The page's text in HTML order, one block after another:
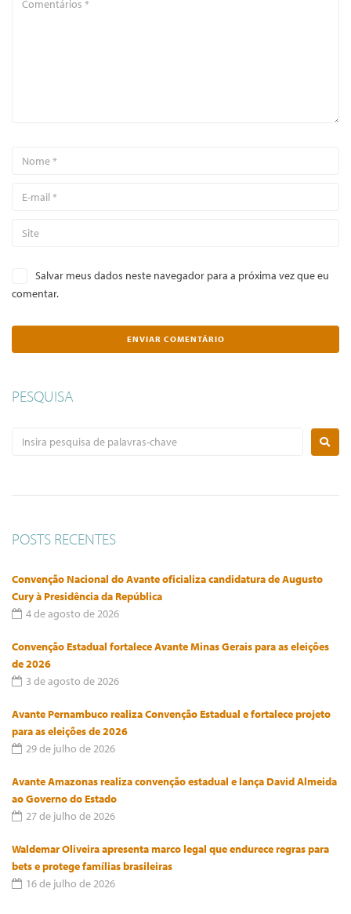
Salvar meus dados neste navegador para a próxima vez que eu
comentar.
PESQUISA
POSTS RECENTES
Convenção Nacional do Avante oficializa candidatura de Augusto
Cury à Presidência da República
4 de agosto de 2026
Convenção Estadual fortalece Avante Minas Gerais para as eleições
de 2026
3 de agosto de 2026
Avante Pernambuco realiza Convenção Estadual e fortalece projeto
para as eleições de 2026
29 de julho de 2026
Avante Amazonas realiza convenção estadual e lança David Almeida
ao Governo do Estado
27 de julho de 2026
Waldemar Oliveira apresenta marco legal que endurece regras para
bets e protege famílias brasileiras
16 de julho de 2026